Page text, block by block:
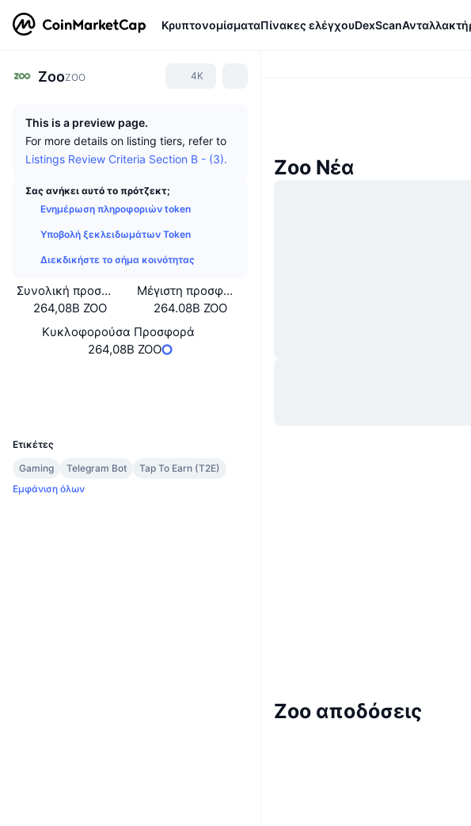
ΚρυπτονομίσματαΠίνακες ελέγχουDexScan
ZooZOO 4K
This is a preview page.
For more details on listing tiers, refer to
Listings Review Criteria Section B - (3).
Σας ανήκει αυτό το πρότζεκτ;
Ενημέρωση πληροφοριών token
Υποβολή ξεκλειδωμάτων Token
Διεκδικήστε το σήμα κοινότητας
Συνολική προσφορά
264,08B ZOO
Μέγιστη προσφορά
264.08B ZOO
Κυκλοφορούσα Προσφορά
264,08B ZOO
Ετικέτες
Gaming
Telegram Bot
Tap To Earn (T2E)
Εμφάνιση όλων
Zoo Νέα
Zoo αποδόσεις